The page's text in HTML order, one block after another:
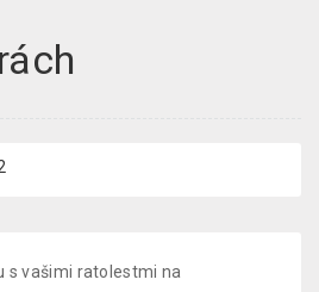
s vašimi ratolestmi na